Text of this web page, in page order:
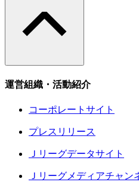
運営組織・活動紹介
コーポレートサイト
プレスリリース
Ｊリーグデータサイト
Ｊリーグメディアチャン